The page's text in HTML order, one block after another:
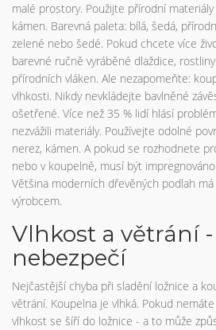
malé prostory. Použijte přírodní
kámen. Barevná paleta: bílá, šedá,
zelené nebo šedé. Pokud chcete více
barevné ručně vyráběné dlaždice,
přírodních vláken. Ale nezapomeňte:
vlhkosti. Nikdy nevkládejte bavlněné
ošetřené. Více než 35 % lidí hlásí
nezvážili materiály. Používejte odolné
nerez, kámen. A pokud se rozhodnete
nebo v koupelně, musí být
Většina moderních dřevěných podlah
výrobcem.
Vlhkost a větrání
nebezpečí
Nejčastější chyba při sladění ložnice a
větrání. Koupelna je vlhká. Pokud
vlhkost se šíří do ložnice - a to může